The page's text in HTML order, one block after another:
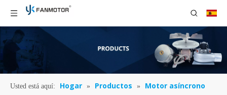
Usted está aquí: Hogar » Productos »
Motor asíncrono